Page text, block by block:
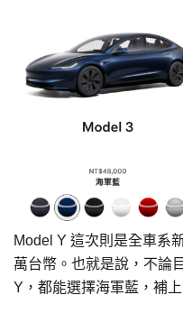
Model Y 這次則是全車系
萬台幣。也就是說，不論
Y，都能選擇海軍藍，補